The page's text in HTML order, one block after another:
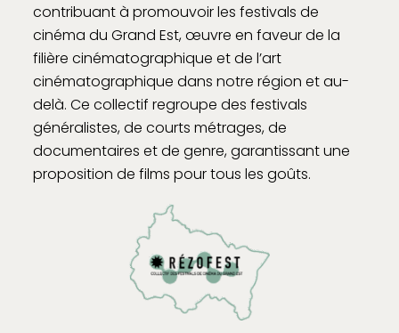
contribuant à promouvoir les festivals de
cinéma du Grand Est, œuvre en faveur de la
filière cinématographique et de l’art
cinématographique dans notre région et au-
delà. Ce collectif regroupe des festivals
généralistes, de courts métrages, de
documentaires et de genre, garantissant une
proposition de films pour tous les goûts.